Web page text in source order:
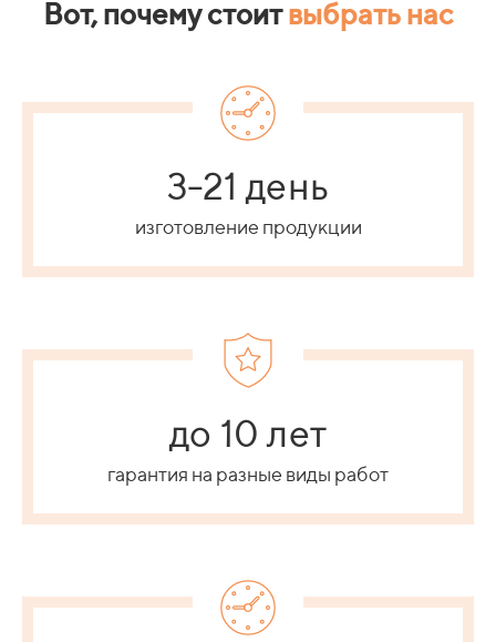
Вот, почему стоитвыбрать нас
3-21 день
изготовление продукции
до 10 лет
гарантия на разные виды работ